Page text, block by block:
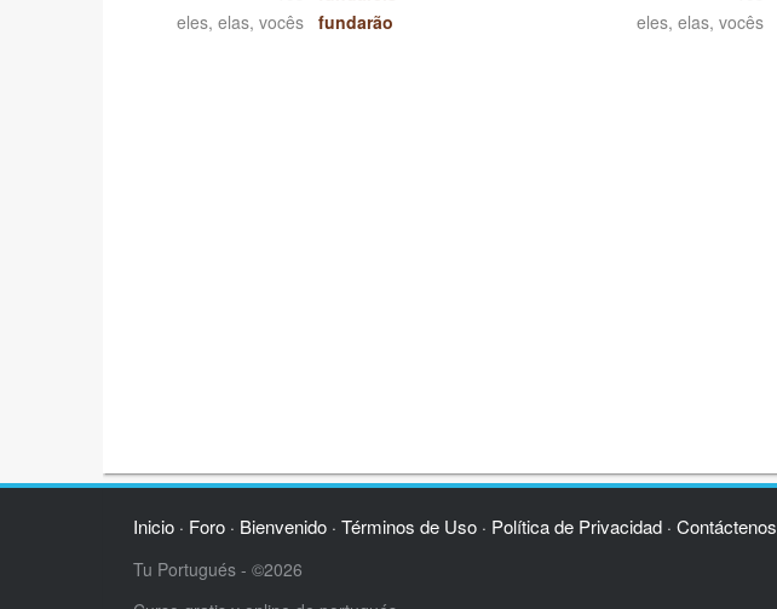
eles, elas, vocês
fundarão
eles, elas, vocês
Inicio· Foro· Bienvenido· Términos de Uso· Política de Privacidad· Contáctenos
Tu Portugués - ©2026